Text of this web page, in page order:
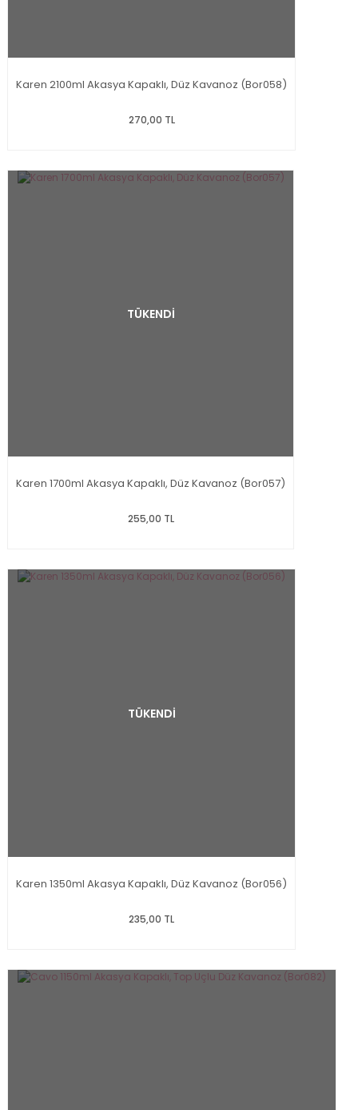
Karen 2100ml Akasya Kapaklı, Düz Kavanoz (Bor058)
270,00 TL
TÜKENDİ
Karen 1700ml Akasya Kapaklı, Düz Kavanoz (Bor057)
255,00 TL
TÜKENDİ
Karen 1350ml Akasya Kapaklı, Düz Kavanoz (Bor056)
235,00 TL